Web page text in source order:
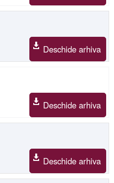
Deschide arhiva
Deschide arhiva
Deschide arhiva